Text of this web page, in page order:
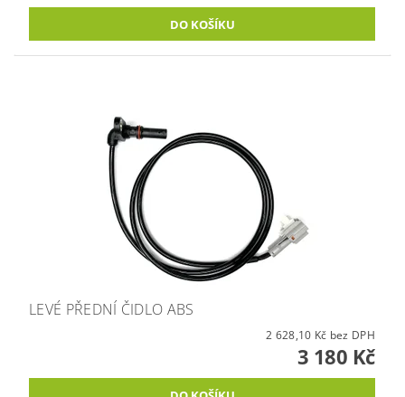
LEVÉ PŘEDNÍ ČIDLO ABS
2 628,10 Kč bez DPH
3 180 Kč